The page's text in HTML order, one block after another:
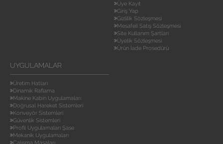
Üye Kayıt
Giriş Yap
Gizlilik Sözleşmesi
Mesafeli Satış Sözleşmesi
Site Kullanım Şartları
Üyelik Sözleşmesi
Ürün İade Prosedürü
UYGULAMALAR
Üretim Hatları
Dinamik Raflama
Makine Kabin Uygulamaları
Doğrusal Hareket Sistemleri
Konveyör Sistemleri
Güvenlik Sistemleri
Profil Uygulamaları Şase
Mekanik Uygulamaları